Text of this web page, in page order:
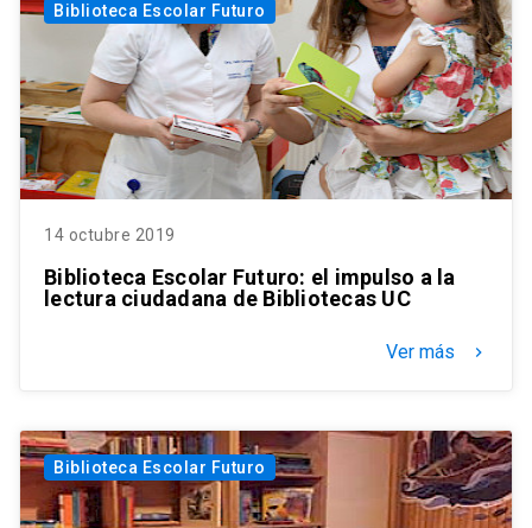
Biblioteca Escolar Futuro
14 octubre 2019
Biblioteca Escolar Futuro: el impulso a la
lectura ciudadana de Bibliotecas UC
Ver más keyboard_arrow_right
Biblioteca Escolar Futuro